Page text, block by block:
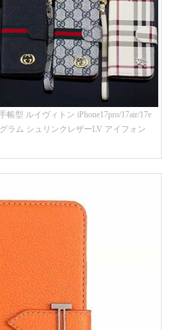
帳型 ルイヴィトン iPhone17pro/17air/17e
ラム シュリンクレザーLV アイフォン
能 グッチiphone15pro/14/13携帯ケース 大
き